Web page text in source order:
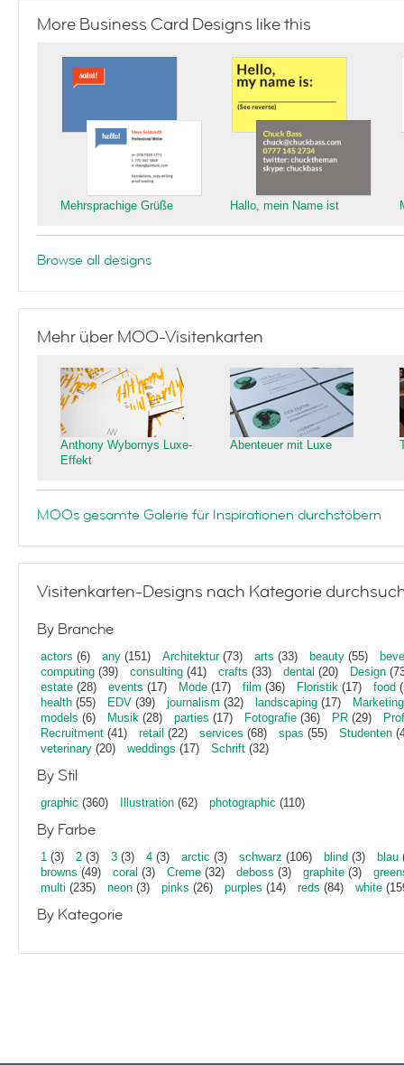
More Business Card Designs like this
Mehrsprachige Grüße Hallo, mein Name ist
Browse all designs
Mehr über MOO-Visitenkarten
Anthony Wybornys Luxe-
Effekt
Abenteuer mit Luxe
MOOs gesamte Galerie für Inspirationen durchstöbern
Visitenkarten-Designs nach Kategorie
By Branche
actors (6) any (151) Architektur(73) arts (33) beauty (55)
computing (39) consulting (41) crafts (33) dental (20) Design
estate (28) events (17) Mode (17) film (36) Floristik (17) food
health (55) EDV (39) journalism (32) landscaping (17)
Marketing
models (6) Musik (28) parties (17) Fotografie (36) PR (29)
Recruitment (41) retail (22) services (68) spas (55) Studenten
veterinary (20) weddings (17) Schrift (32)
By Stil
graphic (360) Illustration (62) photographic (110)
By Farbe
1 (3) 2 (3) 3 (3) 4 (3) arctic (3) schwarz (106) blind (3) blau
browns (49) coral (3) Creme (32) deboss (3) graphite (3)
multi (235) neon (3) pinks (26) purples (14) reds (84) white
By Kategorie